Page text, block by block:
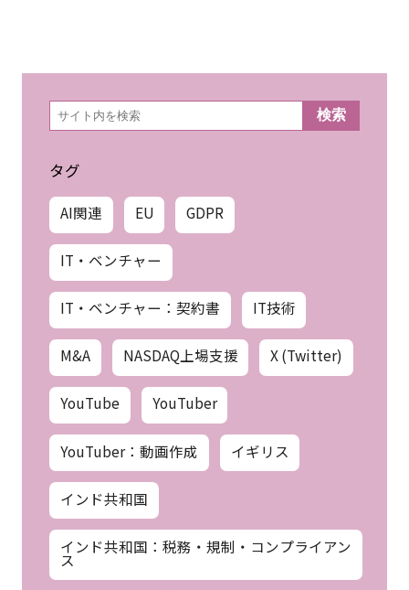
検
索 検索
タグ
AI関連 EU GDPR
IT・ベンチャー
IT・ベンチャー：契約書 IT技術
M&A NASDAQ上場支援 X (Twitter)
YouTube YouTuber
YouTuber：動画作成 イギリス
インド共和国
インド共和国：税務・規制・コンプライアン
ス